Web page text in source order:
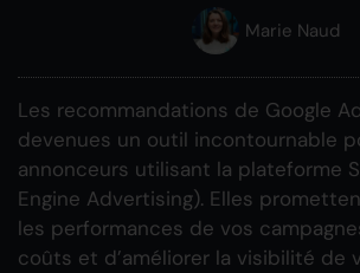
Marie Naud
Les recommandations de Google
devenues un outil incontournable
annonceurs utilisant la plateforme
Engine Advertising). Elles
les performances de vos
coûts et d’améliorer la visibilité de